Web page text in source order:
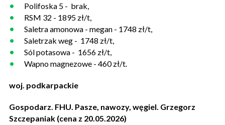
Polifoska 5 - brak,
RSM 32 - 1895 zł/t,
Saletra amonowa - megan - 1748 zł/t,
Saletrzak weg - 1748 zł/t,
Sól potasowa - 1656 zł/t,
Wapno magnezowe - 460 zł/t.
woj. podkarpackie
Gospodarz. FHU. Pasze, nawozy, węgiel. Grzegorz
Szczepaniak (cena z 20.05.2026)